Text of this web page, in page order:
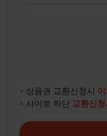
- 상품권 교환신청시
- 사이트 하단 교환신